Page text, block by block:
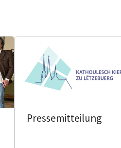
Pressemitteilung